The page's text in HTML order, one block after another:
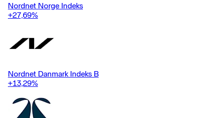
Nordnet Norge Indeks
+27,69%
Nordnet Danmark Indeks B
+13,29%